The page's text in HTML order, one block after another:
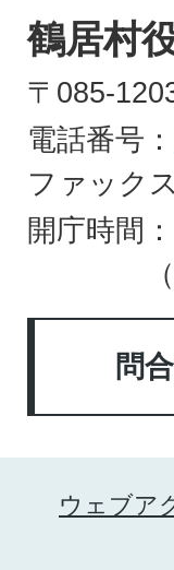
VILLAGE
鶴居村
〒085-
電話番号：
ファック
開庁時間
問
ウェブア